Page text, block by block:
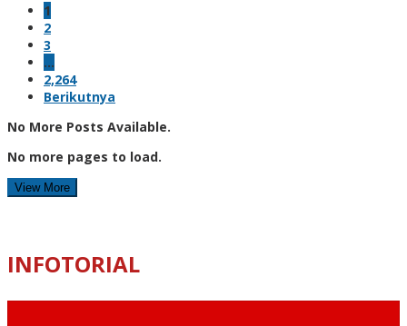
1
2
3
…
2,264
Berikutnya
No More Posts Available.
No more pages to load.
View More
INFOTORIAL